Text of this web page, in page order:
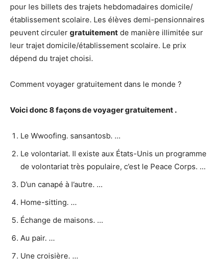
pour les billets des trajets hebdomadaires domicile/
établissement scolaire. Les élèves demi-pensionnaires
peuvent circuler gratuitement de manière illimitée sur
leur trajet domicile/établissement scolaire. Le prix
dépend du trajet choisi.
Comment voyager gratuitement dans le monde ?
Voici donc 8 façons devoyager gratuitement .
Le Wwoofing. sansantosb. …
Le volontariat. Il existe aux États-Unis un programme
de volontariat très populaire, c’est le Peace Corps. …
D’un canapé à l’autre. …
Home-sitting. …
Échange de maisons. …
Au pair. …
Une croisière. …